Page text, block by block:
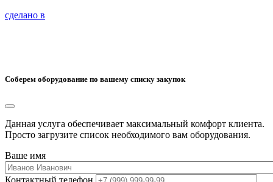
сделано в
Соберем оборудование по вашему списку закупок
Данная услуга обеспечивает максимальный комфорт клиента.
Просто загрузите список необходимого вам оборудования.
Ваше имя